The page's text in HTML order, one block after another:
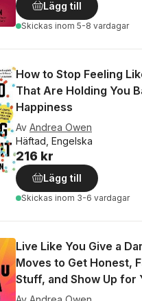
Lägg till
Skickas inom 5-8 vardagar
How to Stop Feeling
That Are Holding You
Happiness
Av Andrea Owen
Häftad, Engelska
216 kr
Lägg till
Skickas inom 3-6 vardagar
Live Like You Give a
Moves to Get Honest,
Stuff, and Show Up for